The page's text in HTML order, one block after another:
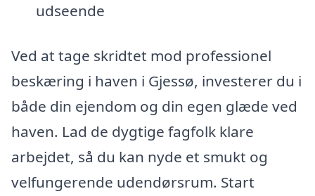
udseende
Ved at tage skridtet mod professionel
beskæring i haven i Gjessø, investerer du i
både din ejendom og din egen glæde ved
haven. Lad de dygtige fagfolk klare
arbejdet, så du kan nyde et smukt og
velfungerende udendørsrum. Start